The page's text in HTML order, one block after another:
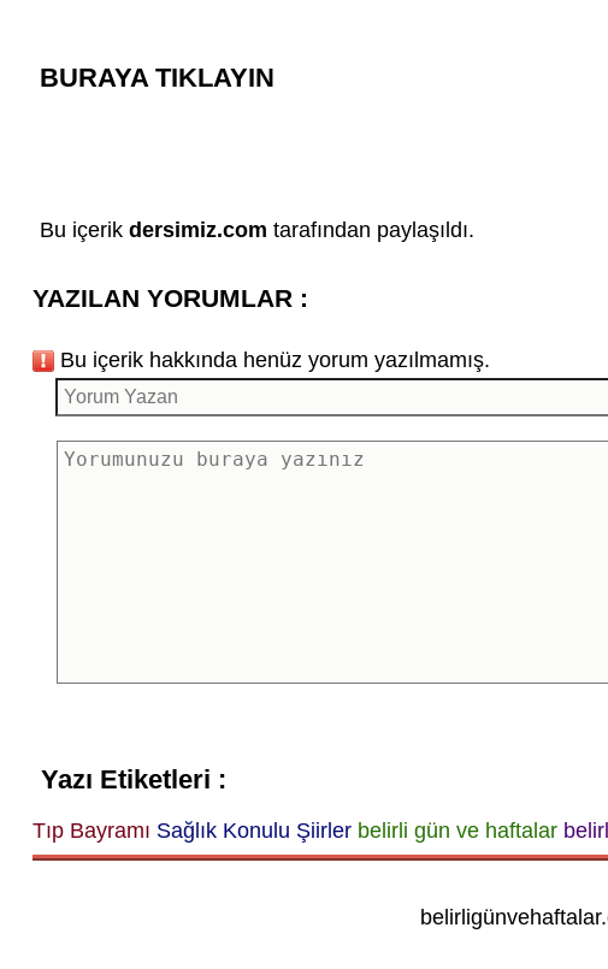
BURAYA TIKLAYIN
Bu içerik dersimiz.com tarafından paylaşıldı.
YAZILAN YORUMLAR :
Bu içerik hakkında henüz yorum yazılmamış.
Yazı Etiketleri :
Tıp Bayramı Sağlık Konulu Şiirler belirli gün ve haftalar